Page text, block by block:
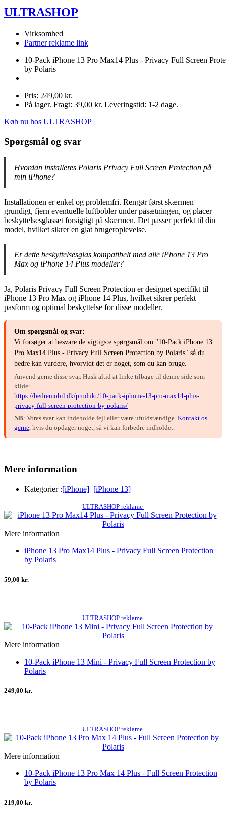
ULTRASHOP
Virksomhed
Partner reklame link
10-Pack iPhone 13 Pro Max14 Plus - Privacy Full Screen
by Polaris
Pris: 249,00 kr.
På lager. Fragt: 39,00 kr. Leveringstid: 1-2 dage.
Køb nu hos ULTRASHOP
Spørgsmål og svar
Hvordan installeres Polaris Privacy Full Screen Protection på
min iPhone?
Installationen er enkel og problemfri. Rengør først skærmen
grundigt, fjern eventuelle luftbobler under påsætningen, og placer
beskyttelsesglasset forsigtigt på skærmen. Det passer perfekt til din
model, hvilket sikrer en glat brugeroplevelse.
Er dette beskyttelsesglas kompatibelt med alle iPhone 13 Pro
Max og iPhone 14 Plus modeller?
Ja, Polaris Privacy Full Screen Protection er designet specifikt til
iPhone 13 Pro Max og iPhone 14 Plus, hvilket sikrer perfekt
pasform og optimal beskyttelse for disse modeller.
Om spørgsmål og svar:
Vi forsøger at besvare de vigtigste spørgsmål om "10-Pack iPhone 13
Pro Max14 Plus - Privacy Full Screen Protection by Polaris" så du
bedre kan vurdere, hvorvidt det er noget, som du kan bruge.
Anvend gerne disse svar. Husk altid at linke tilbage til denne side som
kilde:
https://bedremobil.dk/produkt/10-pack-iphone-13-pro-max14-plus-
privacy-full-screen-protection-by-polaris/
NB: Vores svar kan indeholde fejl eller være ufuldstændige. Kontakt os
gerne, hvis du opdager noget, så vi kan forbedre indholdet.
Mere information
Kategorier :[iPhone] [iPhone 13]
ULTRASHOP reklame
Mere information
iPhone 13 Pro Max14 Plus - Privacy Full Screen Protection
by Polaris
59,00 kr.
ULTRASHOP reklame
Mere information
10-Pack iPhone 13 Mini - Privacy Full Screen Protection by
Polaris
249,00 kr.
ULTRASHOP reklame
Mere information
10-Pack iPhone 13 Pro Max 14 Plus - Full Screen Protection
by Polaris
219,00 kr.